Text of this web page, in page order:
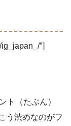
″]
ト（たぶん）
う渋めなのがフ